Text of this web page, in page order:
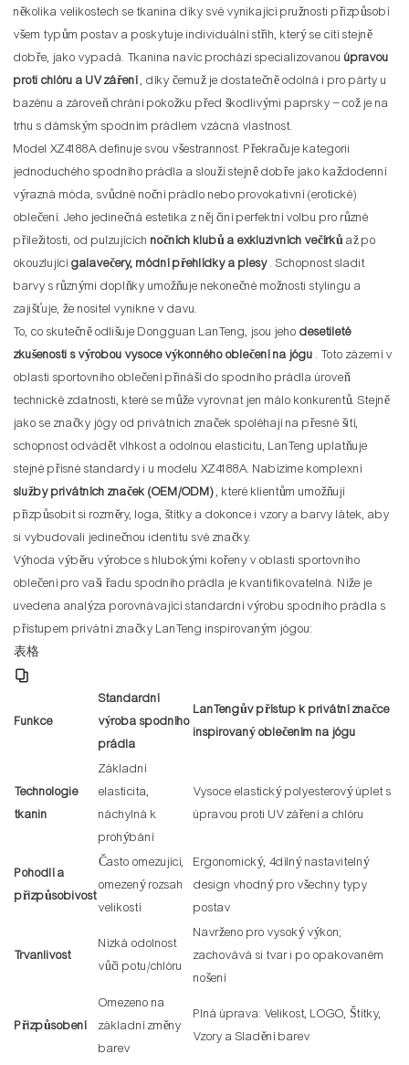
několika velikostech se tkanina díky své vynikající pružnosti přizpůsobí
všem typům postav a poskytuje individuální střih, který se cítí stejně
dobře, jako vypadá. Tkanina navíc prochází specializovanou úpravou
proti chlóru a UV záření, díky čemuž je dostatečně odolná i pro párty u
bazénu a zároveň chrání pokožku před škodlivými paprsky – což je na
trhu s dámským spodním prádlem vzácná vlastnost.
Model XZ4188A definuje svou všestrannost. Překračuje kategorii
jednoduchého spodního prádla a slouží stejně dobře jako každodenní
výrazná móda, svůdné noční prádlo nebo provokativní (erotické)
oblečení. Jeho jedinečná estetika z něj činí perfektní volbu pro různé
příležitosti, od pulzujících nočních klubů a exkluzivních večírkůaž po
okouzlujícígalavečery, módní přehlídky a plesy. Schopnost sladit
barvy s různými doplňky umožňuje nekonečné možnosti stylingu a
zajišťuje, že nositel vynikne v davu.
To, co skutečně odlišuje Dongguan LanTeng, jsou jeho desetileté
zkušenosti s výrobou vysoce výkonného oblečení na jógu . Toto zázemí v
oblasti sportovního oblečení přináší do spodního prádla úroveň
technické zdatnosti, které se může vyrovnat jen málo konkurentů. Stejně
jako se značky jógy od privátních značek spoléhají na přesné šití,
schopnost odvádět vlhkost a odolnou elasticitu, LanTeng uplatňuje
stejné přísné standardy i u modelu XZ4188A. Nabízíme komplexní
služby privátních značek (OEM/ODM), které klientům umožňují
přizpůsobit si rozměry, loga, štítky a dokonce i vzory a barvy látek, aby
si vybudovali jedinečnou identitu své značky.
Výhoda výběru výrobce s hlubokými kořeny v oblasti sportovního
oblečení pro vaši řadu spodního prádla je kvantifikovatelná. Níže je
uvedena analýza porovnávající standardní výrobu spodního prádla s
přístupem privátní značky LanTeng inspirovaným jógou:
表格
Funkce
Standardní
výroba spodního
prádla
LanTengův přístup k privátní značce
inspirovaný oblečením na jógu
Technologie
tkanin
Základní
elasticita,
náchylná k
prohýbání
Vysoce elastický polyesterový úplet s
úpravou proti UV záření a chlóru
Pohodlí a
přizpůsobivost
Často omezující,
omezený rozsah
velikostí
Ergonomický, 4dílný nastavitelný
design vhodný pro všechny typy
postav
Trvanlivost
Nízká odolnost
vůči potu/chlóru
Navrženo pro vysoký výkon;
zachovává si tvar i po opakovaném
nošení
Přizpůsobení
Omezeno na
základní změny
barev
Plná úprava: Velikost, LOGO, Štítky,
Vzory a Sladění barev